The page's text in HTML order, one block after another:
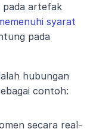
pada artefak
syarat
pada
hubungan
contoh:
secara real-